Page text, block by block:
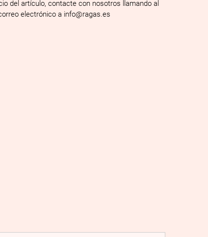
del artículo, contacte con nosotros llamando al
electrónico a info@ragas.es